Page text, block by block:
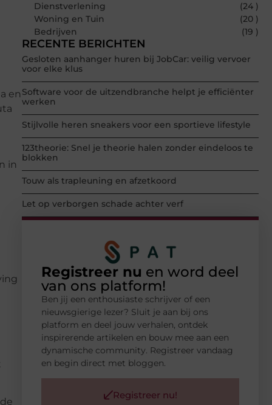
en
in
Dienstverlening
(24 )
Woning en Tuin
(20 )
Bedrijven
(19 )
RECENTE BERICHTEN
Gesloten aanhanger huren bij JobCar: veilig vervoer
voor elke klus
Software voor de uitzendbranche helpt je efficiënter
werken
Stijlvolle heren sneakers voor een sportieve lifestyle
123theorie: Snel je theorie halen zonder eindeloos te
blokken
Touw als trapleuning en afzetkoord
Let op verborgen schade achter verf
Registreer nu en word deel
van ons platform!
Ben jij een enthousiaste schrijver of een
nieuwsgierige lezer? Sluit je aan bij ons
platform en deel jouw verhalen, ontdek
inspirerende artikelen en bouw mee aan een
dynamische community. Registreer vandaag
en begin direct met bloggen.
Registreer nu!